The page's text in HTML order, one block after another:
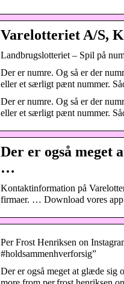
Varelotteriet A/S,
Landbrugslotteriet – Spil på
Der er numre. Og så er der
eller et særligt pænt nummer.
Der er numre. Og så er der
eller et særligt pænt nummer.
Der er også meget
…
Kontaktinformation på
firmaer. … Download vores
Per Frost Henriksen on
#holdsammenhverforsig”
Der er også meget at glæde